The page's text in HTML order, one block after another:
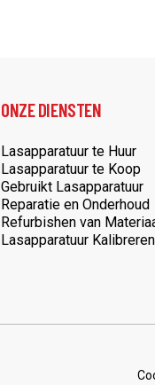
ONZE DIENSTEN
Lasapparatuur te Huur
Lasapparatuur te Koop
Gebruikt Lasapparatuur
Reparatie en Onderhoud
Refurbishen van
Lasapparatuur Kalibreren